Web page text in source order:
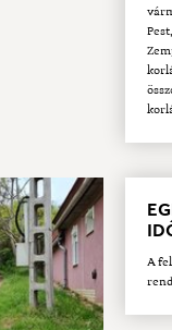
A